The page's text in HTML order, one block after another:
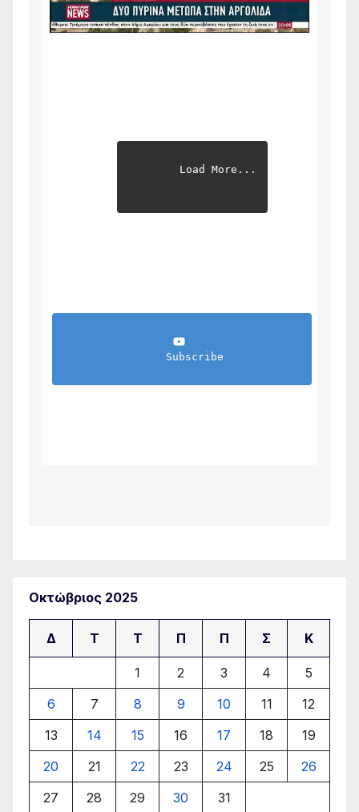
Load More...
                Subscribe
Οκτώβριος 2025
Δ Τ Τ Π Π Σ Κ
1 2 3 4
5
6
7 8 9 10 11
12
13
14 15 16 17 18
19
20
21 22 23 24 25
26
27
28 29 30 31